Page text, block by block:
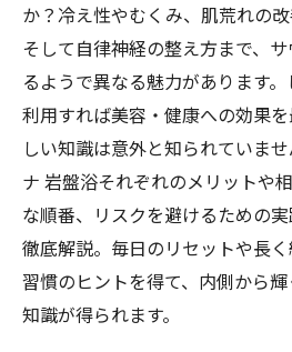
か？冷え性やむくみ、肌荒れの改
そして自律神経の整え方まで、
るようで異なる魅力があります
利用すれば美容・健康への効果
しい知識は意外と知られていま
ナ 岩盤浴それぞれのメリットや
な順番、リスクを避けるための
徹底解説。毎日のリセットや長
習慣のヒントを得て、内側から
知識が得られます。